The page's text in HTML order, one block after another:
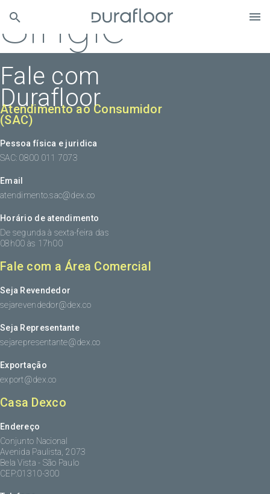
Single
Fale com
Durafloor
Atendimento ao Consumidor
(SAC)
Pessoa física e juridica
SAC: 0800 011 7073
Email
atendimento.sac@dex.co
Horário de atendimento
De segunda à sexta-feira das
08h00 às 17h00
Fale com a Área Comercial
Seja Revendedor
sejarevendedor@dex.co
Seja Representante
sejarepresentante@dex.co
Exportação
export@dex.co
Casa Dexco
Endereço
Conjunto Nacional
Avenida Paulista, 2073
Bela Vista - São Paulo
CEP:01310-300